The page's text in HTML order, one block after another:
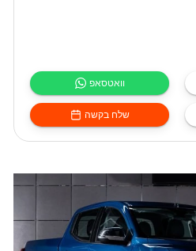
וואטסאפ
שלח בקשה